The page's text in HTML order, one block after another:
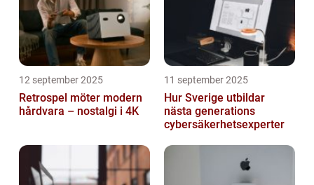
12 september 2025
Retrospel möter modern
hårdvara – nostalgi i 4K
11 september 2025
Hur Sverige utbildar
nästa generations
cybersäkerhetsexperter